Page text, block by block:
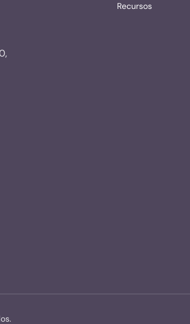
Recursos